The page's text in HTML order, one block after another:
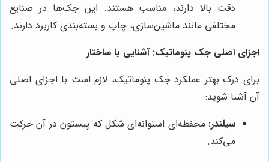
دقت بالا دارند، مناسب هستند. این جک‌ها در صنایع
مختلفی مانند ماشین‌سازی، چاپ و بسته‌بندی کاربرد دارند.
اجزای اصلی جک پنوماتیک: آشنایی با ساختار
برای درک بهتر عملکرد جک پنوماتیک، لازم است با اجزای اصلی
آن آشنا شوید:
سیلندر: محفظه‌ای استوانه‌ای شکل که پیستون در آن حرکت
می‌کند.